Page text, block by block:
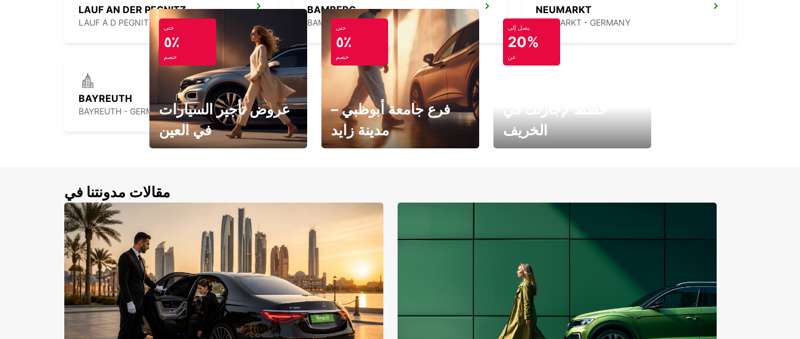
LAUF AN DER PEGNITZ
LAUF A D PEGNITZ - GERMANY
BAMBERG
BAMBERG - GERMANY
NEUMARKT
NEUMARKT - GERMANY
BAYREUTH
BAYREUTH - GERMANY
حتى
٥٪
خصم
عروض تأجير السيارات
في العين
حتى
٥٪
خصم
فرع جامعة أبوظبي –
مدينة زايد
يصل إلى
20%
عن
الخريف
مقالات مدونتنا في